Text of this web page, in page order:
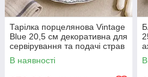
Тарілка порцелянова Vintage
Blue 20,5 см декоративна для
сервірування та подачі страв
В наявності